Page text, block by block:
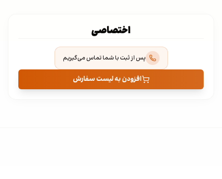
اختصاصی
پس از ثبت با شما تماس می‌گیریم
افزودن به لیست سفارش